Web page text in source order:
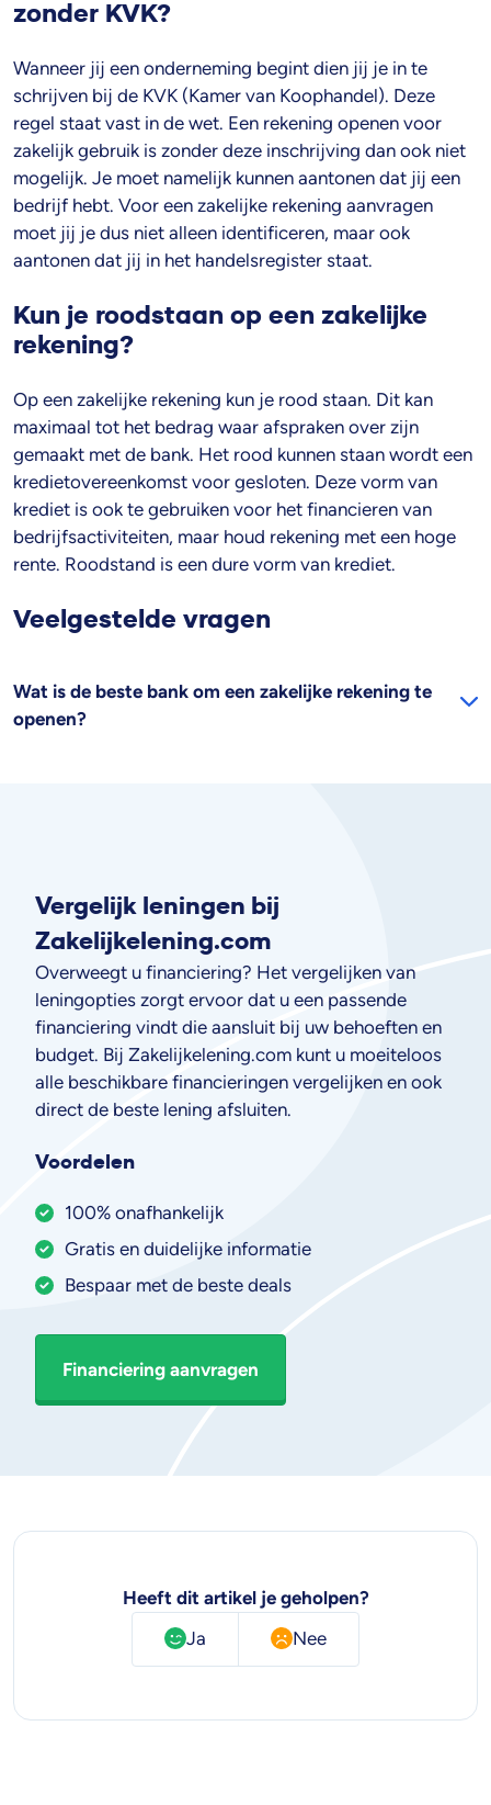
zonder KVK?
Wanneer jij een onderneming begint dien jij je in te
schrijven bij de KVK (Kamer van Koophandel). Deze
regel staat vast in de wet. Een rekening openen voor
zakelijk gebruik is zonder deze inschrijving dan ook niet
mogelijk. Je moet namelijk kunnen aantonen dat jij een
bedrijf hebt. Voor een zakelijke rekening aanvragen
moet jij je dus niet alleen identificeren, maar ook
aantonen dat jij in het handelsregister staat.
Kun je roodstaan op een zakelijke
rekening?
Op een zakelijke rekening kun je rood staan. Dit kan
maximaal tot het bedrag waar afspraken over zijn
gemaakt met de bank. Het rood kunnen staan wordt een
kredietovereenkomst voor gesloten. Deze vorm van
krediet is ook te gebruiken voor het financieren van
bedrijfsactiviteiten, maar houd rekening met een hoge
rente. Roodstand is een dure vorm van krediet.
Veelgestelde vragen
Wat is de beste bank om een zakelijke rekening te
openen?
Vergelijk leningen bij
Zakelijkelening.com
Overweegt u financiering? Het vergelijken van
leningopties zorgt ervoor dat u een passende
financiering vindt die aansluit bij uw behoeften en
budget. Bij Zakelijkelening.com kunt u moeiteloos
alle beschikbare financieringen vergelijken en ook
direct de beste lening afsluiten.
Voordelen
100% onafhankelijk
Gratis en duidelijke informatie
Bespaar met de beste deals
Financiering aanvragen
Heeft dit artikel je geholpen?
Ja
Nee